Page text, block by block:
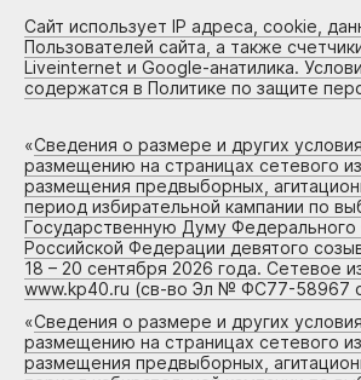
Сайт использует IP адреса, cookie,
Пользователей сайта, а также
Liveinternet и Google-анатилика.
содержатся в Политике по защите
«Сведения о размере и других
размещению на страницах сетевого
размещения предвыборных,
период избирательной кампании по
Государственную Думу Федерального
Российской Федерации девятого
18 – 20 сентября 2026 года. Сетевое
www.kp40.ru (св-во Эл № ФС77-58967
«Сведения о размере и других
размещению на страницах сетевого
размещения предвыборных,